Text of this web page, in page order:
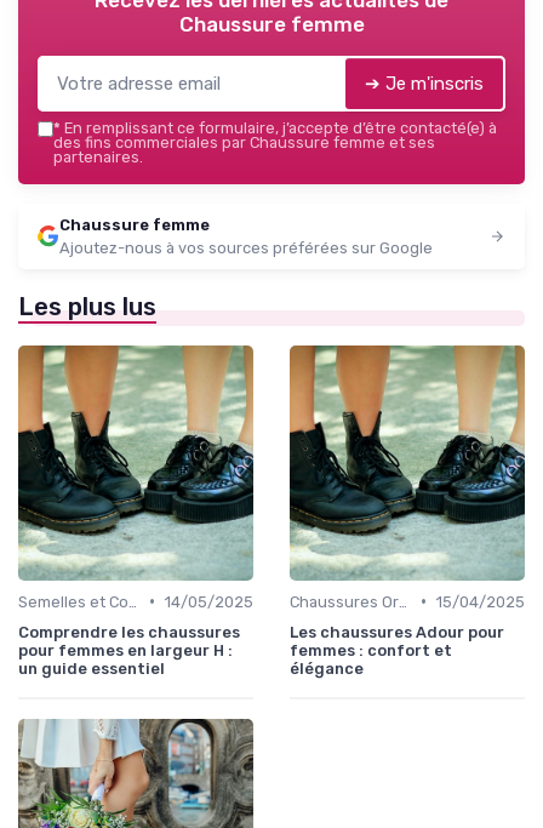
Chaussure femme
➔ Je m'inscris
* En remplissant ce formulaire, j’accepte d’être contacté(e) à
des fins commerciales par Chaussure femme et ses
partenaires.
Chaussure femme
Ajoutez-nous à vos sources préférées sur Google
Les plus lus
• 14/05/2025
Comprendre les chaussures
pour femmes en largeur H :
un guide essentiel
• 15/04/2025
Les chaussures Adour pour
femmes : confort et
élégance